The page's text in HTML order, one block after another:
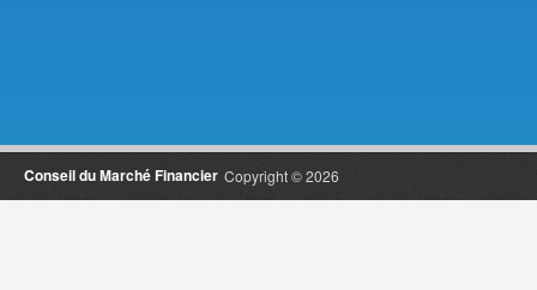
Copyright © 2026
Conseil du Marché Financier